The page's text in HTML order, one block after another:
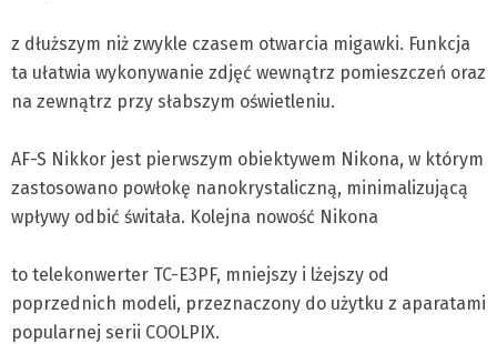
z dłuższym niż zwykle czasem otwarcia migawki. Funkcja
ta ułatwia wykonywanie zdjęć wewnątrz pomieszczeń oraz
na zewnątrz przy słabszym oświetleniu.
AF-S Nikkor jest pierwszym obiektywem Nikona, w którym
zastosowano powłokę nanokrystaliczną, minimalizującą
wpływy odbić świtała. Kolejna nowość Nikona
to telekonwerter TC-E3PF, mniejszy i lżejszy od
poprzednich modeli, przeznaczony do użytku z aparatami
popularnej serii COOLPIX.